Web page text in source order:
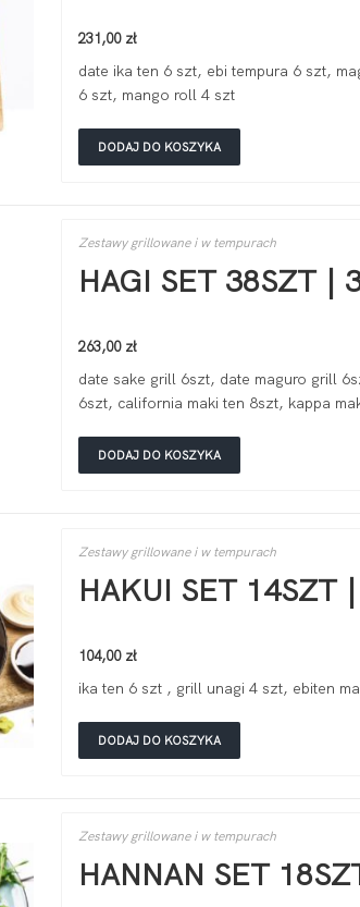
231,00 zł
date ika ten 6 szt, ebi tempura 6 szt,
6 szt, mango roll 4 szt
DODAJ DO KOSZYKA
Zestawy grillowane i w tempurach
HAGI SET 38SZT |
263,00 zł
date sake grill 6szt, date maguro grill
6szt, california maki ten 8szt, kappa
DODAJ DO KOSZYKA
Zestawy grillowane i w tempurach
HAKUI SET 14SZT
104,00 zł
ika ten 6 szt , grill unagi 4 szt, ebiten
DODAJ DO KOSZYKA
Zestawy grillowane i w tempurach
HANNAN SET